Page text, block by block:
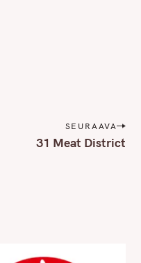
SEURAAVA
31 Meat District